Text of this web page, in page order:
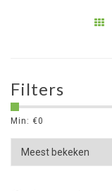
Filters
Min: €0